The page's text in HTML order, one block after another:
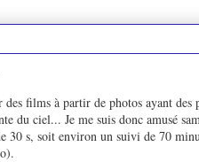
films à partir de photos ayant des
du ciel... Je me suis donc amusé
30 s, soit environ un suivi de 70